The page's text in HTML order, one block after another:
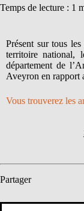
Temps de lecture : 1
Présent sur tous
territoire national,
département de
Aveyron en rapport
Vous trouverez les
Partager